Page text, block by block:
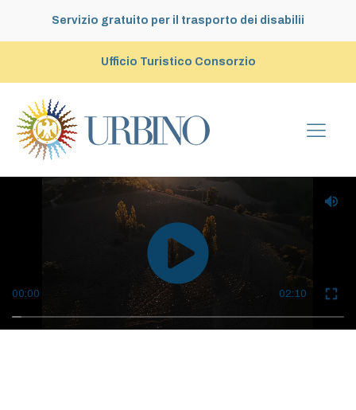
Servizio gratuito per il trasporto dei disabilii
Ufficio Turistico Consorzio
00:00 02:10